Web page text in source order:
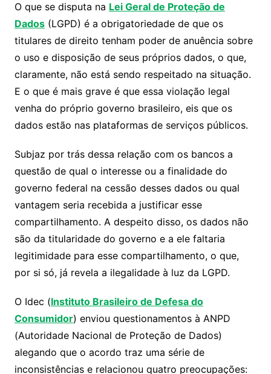
O que se disputa na Lei Geral de Proteção de
Dados(LGPD) é a obrigatoriedade de que os
titulares de direito tenham poder de anuência sobre
o uso e disposição de seus próprios dados, o que,
claramente, não está sendo respeitado na situação.
E o que é mais grave é que essa violação legal
venha do próprio governo brasileiro, eis que os
dados estão nas plataformas de serviços públicos.
Subjaz por trás dessa relação com os bancos a
questão de qual o interesse ou a finalidade do
governo federal na cessão desses dados ou qual
vantagem seria recebida a justificar esse
compartilhamento. A despeito disso, os dados não
são da titularidade do governo e a ele faltaria
legitimidade para esse compartilhamento, o que,
por si só, já revela a ilegalidade à luz da LGPD.
O Idec (Instituto Brasileiro de Defesa do
Consumidor) enviou questionamentos à ANPD
(Autoridade Nacional de Proteção de Dados)
alegando que o acordo traz uma série de
inconsistências e relacionou quatro preocupações: